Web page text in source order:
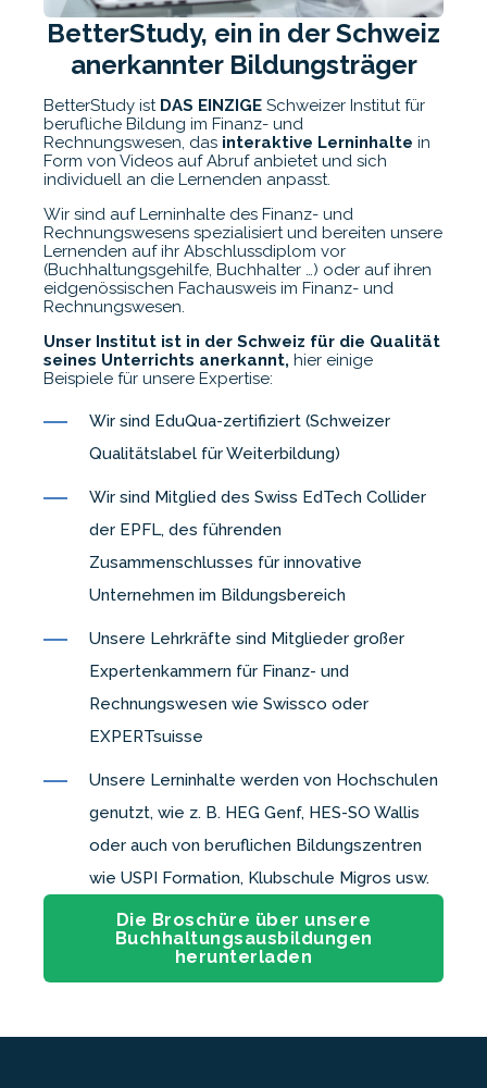
BetterStudy, ein in der Schweiz
anerkannter Bildungsträger
BetterStudy ist DAS EINZIGE Schweizer Institut für
berufliche Bildung im Finanz- und
Rechnungswesen, das interaktive Lerninhalte in
Form von Videos auf Abruf anbietet und sich
individuell an die Lernenden anpasst.
Wir sind auf Lerninhalte des Finanz- und
Rechnungswesens spezialisiert und bereiten unsere
Lernenden auf ihr Abschlussdiplom vor
(Buchhaltungsgehilfe, Buchhalter …) oder auf ihren
eidgenössischen Fachausweis im Finanz- und
Rechnungswesen.
Unser Institut ist in der Schweiz für die Qualität
seines Unterrichts anerkannt, hier einige
Beispiele für unsere Expertise:
Wir sind EduQua-zertifiziert (Schweizer
Qualitätslabel für Weiterbildung)
Wir sind Mitglied des Swiss EdTech Collider
der EPFL, des führenden
Zusammenschlusses für innovative
Unternehmen im Bildungsbereich
Unsere Lehrkräfte sind Mitglieder großer
Expertenkammern für Finanz- und
Rechnungswesen wie Swissco oder
EXPERTsuisse
Unsere Lerninhalte werden von Hochschulen
genutzt, wie z. B. HEG Genf, HES-SO Wallis
oder auch von beruflichen Bildungszentren
wie USPI Formation, Klubschule Migros usw.
Die Broschüre über unsere
Buchhaltungsausbildungen
herunterladen